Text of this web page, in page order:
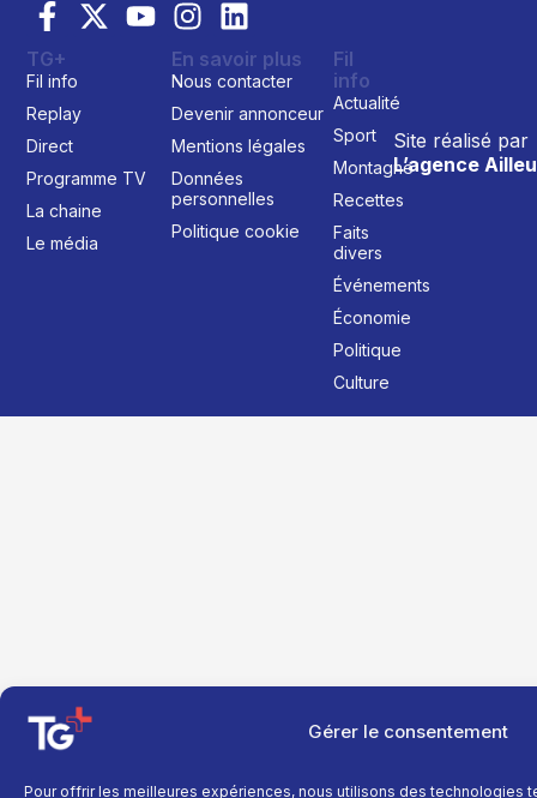
Gérer le consentement
Pour offrir les meilleures expériences, nous utilisons des technologies
Site réalisé par
L’agence
TG+
Fil info
Replay
Direct
Programme TV
La chaine
Le média
En savoir plus
Nous contacter
Devenir annonceur
Mentions légales
Données
personnelles
Politique cookie
Fil
info
Actualité
Sport
Montagne
Recettes
Faits
divers
Événements
Économie
Politique
Culture